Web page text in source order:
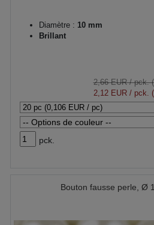
Diamètre : 10 mm
Brillant
2,66 EUR/ pck.
2,12 EUR/ pck.
pck.
Bouton fausse perle, Ø